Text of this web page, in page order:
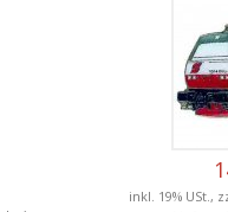
inkl. 19% USt.,